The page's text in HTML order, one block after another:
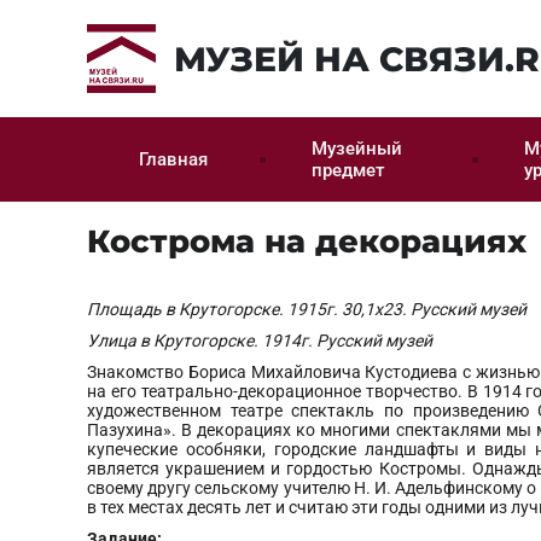
МУЗЕЙ НА
Главная
Музейный
предмет
Кострома на декорациях
Площадь в Крутогорске. 1915г. 30,1x23. Русский музей
Улица в Крутогорске. 1914г. Русский музей
Знакомство Бориса Михайловича Кустодиева с
на его театрально-декорационное творчество. В 1914
художественном театре спектакль по
Пазухина». В декорациях ко многими спектаклями
купеческие особняки, городские ландшафты и виды
является украшением и гордостью Костромы.
своему другу сельскому учителю Н. И. Адельфинскому
в тех местах десять лет и считаю эти годы одними из